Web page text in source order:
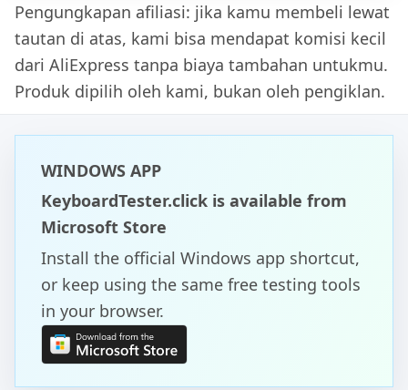
Pengungkapan afiliasi: jika kamu membeli lewat
tautan di atas, kami bisa mendapat komisi kecil
dari AliExpress tanpa biaya tambahan untukmu.
Produk dipilih oleh kami, bukan oleh pengiklan.
WINDOWS APP
KeyboardTester.click is available from
Microsoft Store
Install the official Windows app shortcut,
or keep using the same free testing tools
in your browser.